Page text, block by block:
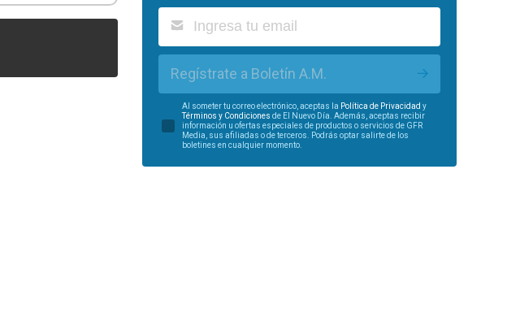
Regístrate a Boletín A.M.
Al someter tu correo electrónico, aceptas la Política de Privacidad y
Términos y Condiciones de El Nuevo Día. Además, aceptas recibir
información u ofertas especiales de productos o servicios de GFR
Media, sus afiliadas o de terceros. Podrás optar salirte de los
boletines en cualquier momento.